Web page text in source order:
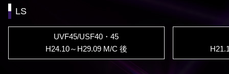
LS
UVF45/USF40・45
H24.10～H29.09 M/C 後